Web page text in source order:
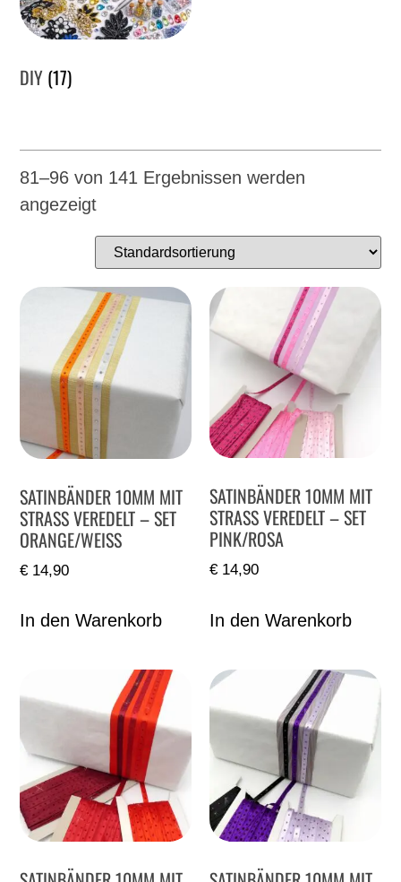
DIY (17)
81–96 von 141 Ergebnissen werden
angezeigt
SATINBÄNDER 10MM MIT
STRASS VEREDELT – SET
ORANGE/WEISS
€ 14,90
In den Warenkorb
SATINBÄNDER 10MM MIT
STRASS VEREDELT – SET
PINK/ROSA
€ 14,90
In den Warenkorb